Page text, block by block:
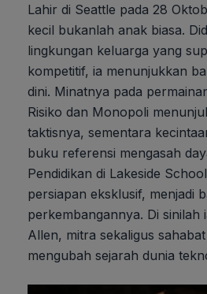
Lahir di Seattle pada 28
kecil bukanlah anak biasa.
lingkungan keluarga yang
kompetitif, ia menunjukkan
dini. Minatnya pada
Risiko dan Monopoli
taktisnya, sementara
buku referensi mengasah
Pendidikan di Lakeside
persiapan eksklusif, menjadi
perkembangannya. Di sinilah
Allen, mitra sekaligus
mengubah sejarah dunia